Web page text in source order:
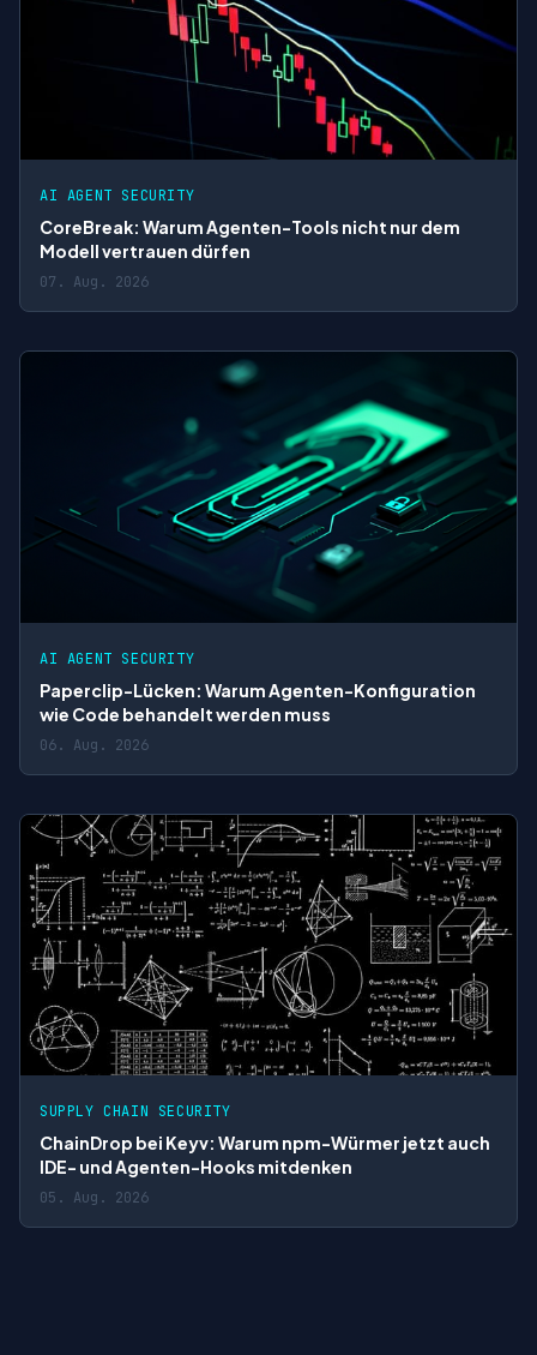
AI AGENT SECURITY
CoreBreak: Warum Agenten-Tools nicht nur dem
Modell vertrauen dürfen
07. Aug. 2026
AI AGENT SECURITY
Paperclip-Lücken: Warum Agenten-Konfiguration
wie Code behandelt werden muss
06. Aug. 2026
SUPPLY CHAIN SECURITY
ChainDrop bei Keyv: Warum npm-Würmer jetzt auch
IDE- und Agenten-Hooks mitdenken
05. Aug. 2026